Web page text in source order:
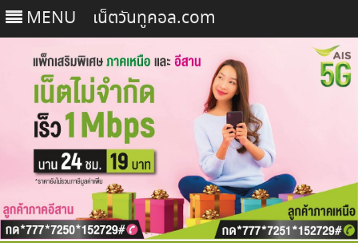
MENU เน็ตวันทูคอล.com